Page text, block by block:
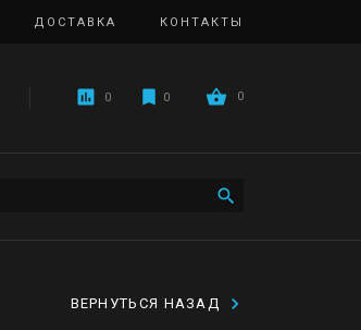
ДОСТАВКА КОНТАКТЫ
0 0 0
ВЕРНУТЬСЯ НАЗАД